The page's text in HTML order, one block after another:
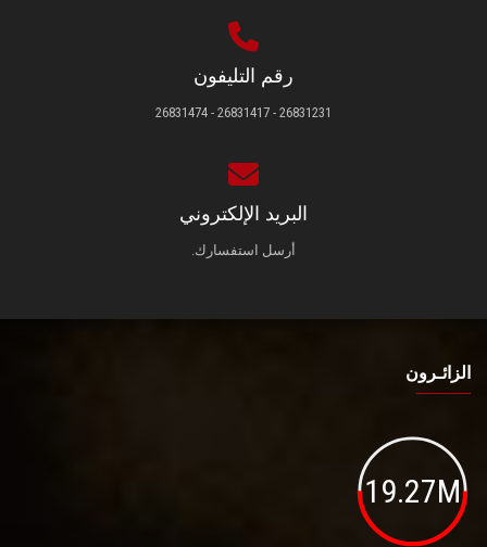
رقم التليفون
26831231 - 26831417 - 26831474
البريد الإلكتروني
أرسل استفسارك.
الزائـرون
19.27M